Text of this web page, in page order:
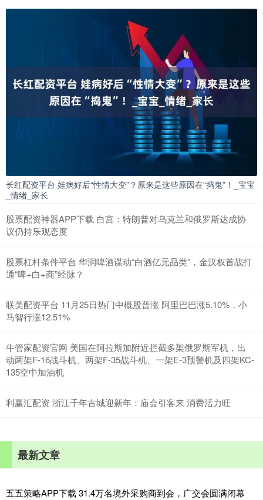
长红配资平台 娃病好后“性情大变”？原来是这些原因在“捣鬼”！_宝宝
_情绪_家长
股票配资神器APP下载 白宫：特朗普对乌克兰和俄罗斯达成协
议仍持乐观态度
股票杠杆条件平台 华润啤酒谋动“白酒亿元品类”，金汉权首战打
通“啤+白+商”经脉？
联美配资平台 11月25日热门中概股普涨 阿里巴巴涨5.10%，小
马智行涨12.51%
牛管家配资官网 美国在阿拉斯加附近拦截多架俄罗斯军机，出
动两架F-16战斗机、两架F-35战斗机、一架E-3预警机及四架KC-
135空中加油机
利赢汇配资 浙江千年古城迎新年：庙会引客来 消费活力旺
最新文章
五五策略APP下载 31.4万名境外采购商到会，广交会圆满闭幕